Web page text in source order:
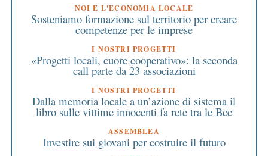
NOI E L'ECONOMIA LOCALE
Sosteniamo formazione sul territorio per creare
competenze per le imprese
I NOSTRI PROGETTI
«Progetti locali, cuore cooperativo»: la seconda
call parte da 23 associazioni
I NOSTRI PROGETTI
Dalla memoria locale a un’azione di sistema il
libro sulle vittime innocenti fa rete tra le Bcc
ASSEMBLEA
Investire sui giovani per costruire il futuro